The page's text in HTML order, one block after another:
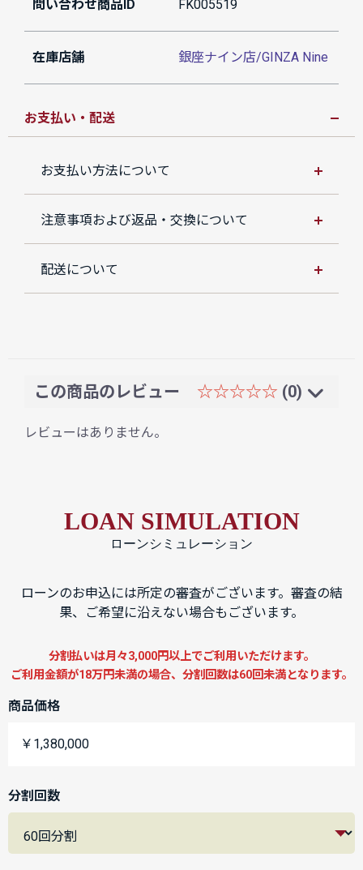
問い合わせ商品ID FK005519
在庫店舗 銀座ナイン店/GINZA Nine
お支払い・配送
お支払い方法について
注意事項および返品・交換について
配送について
この商品のレビュー ☆☆☆☆☆ (0)
レビューはありません。
LOAN SIMULATION
ローンシミュレーション
ローンのお申込には所定の審査がございます。審査の結
果、ご希望に沿えない場合もございます。
分割払いは月々3,000円以上でご利用いただけます。
ご利用金額が18万円未満の場合、分割回数は60回未満となります。
商品価格
￥1,380,000
分割回数